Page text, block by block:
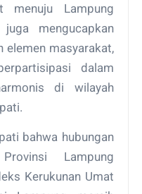
menuju Lampung
mengucapkan
elemen masyarakat,
dalam
di wilayah
bahwa hubungan
Lampung
Kerukunan Umat